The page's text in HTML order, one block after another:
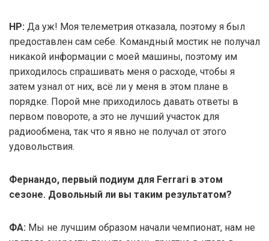
НР: Да уж! Моя телеметрия отказала, поэтому я был
предоставлен сам себе. Командный мостик не получал
никакой информации с моей машины, поэтому им
приходилось спрашивать меня о расходе, чтобы я
затем узнал от них, всё ли у меня в этом плане в
порядке. Порой мне приходилось давать ответы в
первом повороте, а это не лучший участок для
радиообмена, так что я явно не получал от этого
удовольствия.
Фернандо, первый подиум для Ferrari в этом
сезоне. Довольный ли вы таким результатом?
ФА: Мы не лучшим образом начали чемпионат, нам не